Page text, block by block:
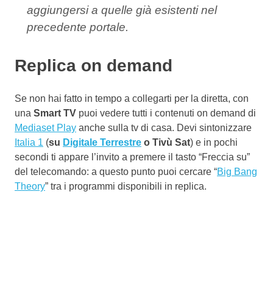
aggiungersi a quelle già esistenti nel
precedente portale.
Replica on demand
Se non hai fatto in tempo a collegarti per la diretta, con
una Smart TV puoi vedere tutti i contenuti on demand di
Mediaset Play anche sulla tv di casa. Devi sintonizzare
Italia 1 (su Digitale Terrestre o Tivù Sat) e in pochi
secondi ti appare l’invito a premere il tasto “Freccia su”
del telecomando: a questo punto puoi cercare “Big Bang
Theory” tra i programmi disponibili in replica.